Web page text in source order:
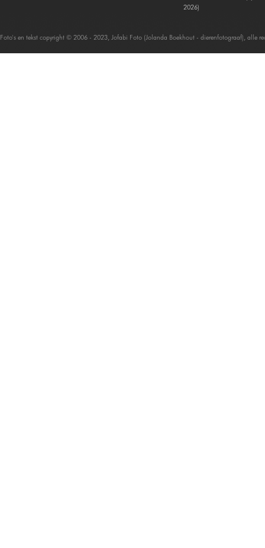
2026)
Foto's en tekst copyright © 2006 - 2023, Jofabi Foto (Jolanda Boekhout - dierenfotograaf), alle